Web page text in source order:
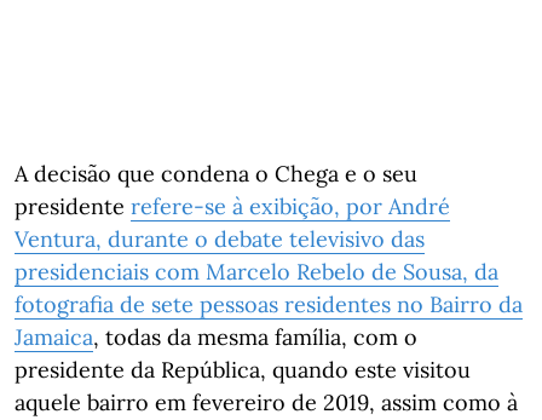
A decisão que condena o Chega e o seu
presidente refere-se à exibição, por André
Ventura, durante o debate televisivo das
presidenciais com Marcelo Rebelo de Sousa, da
fotografia de sete pessoas residentes no Bairro da
Jamaica, todas da mesma família, com o
presidente da República, quando este visitou
aquele bairro em fevereiro de 2019, assim como à